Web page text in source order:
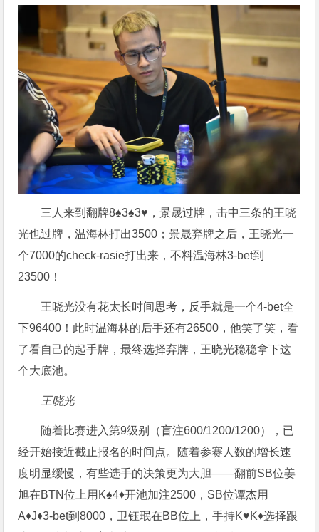
三人来到翻牌8♠️3♠️3♥️，景晟过牌，击中三条的王晓
光也过牌，温海林打出3500；景晟弃牌之后，王晓光一
个7000的check-rasie打出来，不料温海林3-bet到
23500！
王晓光没有花太长时间思考，反手就是一个4-bet全
下96400！此时温海林的后手还有26500，他笑了笑，看
了看自己的起手牌，最终选择弃牌，王晓光稳稳拿下这
个大底池。
王晓光
随着比赛进入第9级别（盲注600/1200/1200），已
经开始接近截止报名的时间点。随着参赛人数的增长速
度明显缓慢，有些选手的决策更为大胆——翻前SB位姜
旭在BTN位上用K♠️4♦️开池加注2500，SB位谭杰用
A♦️J♦️3-bet到8000，卫钰珉在BB位上，手持K♥️K♦️选择跟